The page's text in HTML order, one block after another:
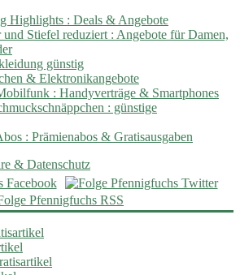
Highlights : Deals & Angebote
und Stiefel reduziert : Angebote für Damen,
günstig
& Elektronikangebote
: Handyverträge & Smartphones
: günstige
: Prämienabos & Gratisausgaben
& Datenschutz